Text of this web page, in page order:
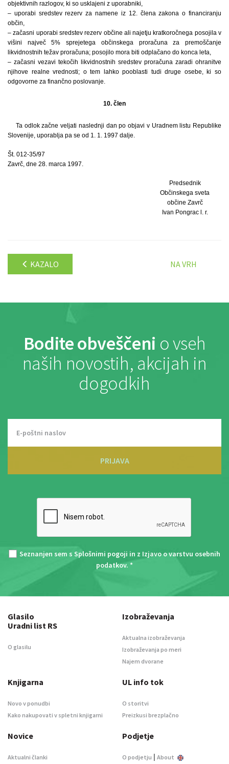
objektivnih razlogov, ki so usklajeni z uporabniki,
– uporabi sredstev rezerv za namene iz 12. člena zakona o financiranju
občin,
– začasni uporabi sredstev rezerv občine ali najetju kratkoročnega posojila v
višini največ 5% sprejetega občinskega proračuna za premoščanje
likvidnostnih težav proračuna; posojilo mora biti odplačano do konca leta,
– začasni vezavi tekočih likvidnostnih sredstev proračuna zaradi ohranitve
njihove realne vrednosti; o tem lahko pooblasti tudi druge osebe, ki so
odgovorne za finančno poslovanje.
10. člen
Ta odlok začne veljati naslednji dan po objavi v Uradnem listu Republike
Slovenije, uporablja pa se od 1. 1. 1997 dalje.
Št. 012-35/97
Zavrč, dne 28. marca 1997.
Predsednik
Občinskega sveta
občine Zavrč
Ivan Pongrac l. r.
KAZALO NA VRH
Bodite obveščeni o vseh
naših novostih, akcijah in
dogodkih
PRIJAVA
Seznanjen sem s Splošnimi pogoji in z Izjavo o varstvu osebnih
podatkov. *
Glasilo
Uradni list RS
O glasilu
Izobraževanja
Aktualna izobraževanja
Izobraževanja po meri
Najem dvorane
Knjigarna
Novo v ponudbi
Kako nakupovati v spletni knjigarni
UL info tok
O storitvi
Preizkusi brezplačno
Novice
Aktualni članki
Podjetje
O podjetju | About